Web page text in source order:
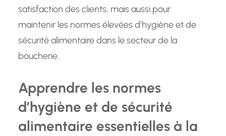
satisfaction des clients, mais aussi pour
maintenir les normes élevées d’hygiène et de
sécurité alimentaire dans le secteur de la
boucherie.
Apprendre les normes
d’hygiène et de sécurité
alimentaire essentielles à la